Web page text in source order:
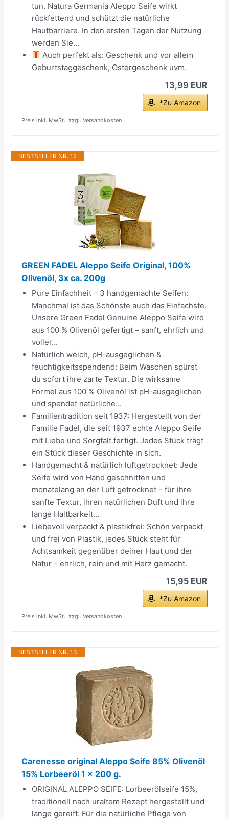
tun. Natura Germania Aleppo Seife wirkt
rückfettend und schützt die natürliche
Hautbarriere. In den ersten Tagen der Nutzung
werden Sie...
Auch perfekt als: Geschenk und vor allem
Geburtstaggeschenk, Ostergeschenk uvm.
13,99 EUR
*Zu Amazon
Preis inkl. MwSt., zzgl. Versandkosten
BESTSELLER NR. 12
GREEN FADEL Aleppo Seife Original, 100%
Olivenöl, 3x ca. 200g
Pure Einfachheit – 3 handgemachte Seifen:
Manchmal ist das Schönste auch das Einfachste.
Unsere Green Fadel Genuine Aleppo Seife wird
aus 100 % Olivenöl gefertigt – sanft, ehrlich und
voller...
Natürlich weich, pH-ausgeglichen &
feuchtigkeitsspendend: Beim Waschen spürst
du sofort ihre zarte Textur. Die wirksame
Formel aus 100 % Olivenöl ist pH-ausgeglichen
und spendet natürliche...
Familientradition seit 1937: Hergestellt von der
Familie Fadel, die seit 1937 echte Aleppo Seife
mit Liebe und Sorgfalt fertigt. Jedes Stück trägt
ein Stück dieser Geschichte in sich.
Handgemacht & natürlich luftgetrocknet: Jede
Seife wird von Hand geschnitten und
monatelang an der Luft getrocknet – für ihre
sanfte Textur, ihren natürlichen Duft und ihre
lange Haltbarkeit...
Liebevoll verpackt & plastikfrei: Schön verpackt
und frei von Plastik, jedes Stück steht für
Achtsamkeit gegenüber deiner Haut und der
Natur – ehrlich, rein und mit Herz gemacht.
15,95 EUR
*Zu Amazon
Preis inkl. MwSt., zzgl. Versandkosten
BESTSELLER NR. 13
Carenesse original Aleppo Seife 85% Olivenöl
15% Lorbeeröl 1 x 200 g.
ORIGINAL ALEPPO SEIFE: Lorbeerölseife 15%,
traditionell nach uraltem Rezept hergestellt und
lange gereift. Für die natürliche Pflege von